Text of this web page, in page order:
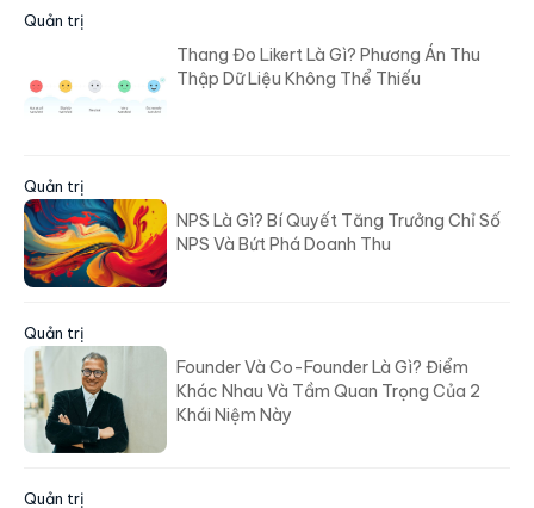
Quản trị
Thang Đo Likert Là Gì? Phương Án Thu
Thập Dữ Liệu Không Thể Thiếu
Quản trị
NPS Là Gì? Bí Quyết Tăng Trưởng Chỉ Số
NPS Và Bứt Phá Doanh Thu
Quản trị
Founder Và Co-Founder Là Gì? Điểm
Khác Nhau Và Tầm Quan Trọng Của 2
Khái Niệm Này
Quản trị